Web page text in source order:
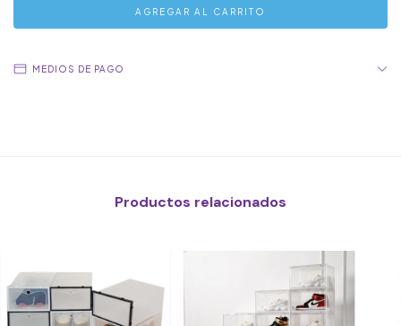
MEDIOS DE PAGO
Productos relacionados